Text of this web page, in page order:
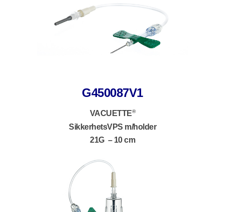
G450087V1
VACUETTE®
SikkerhetsVPS m/holder
21G – 10 cm